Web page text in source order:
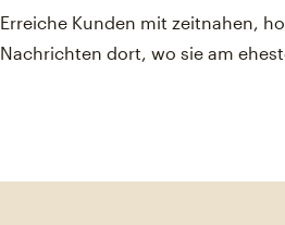
Erreiche Kunden mit zeitnahen,
Nachrichten dort, wo sie am